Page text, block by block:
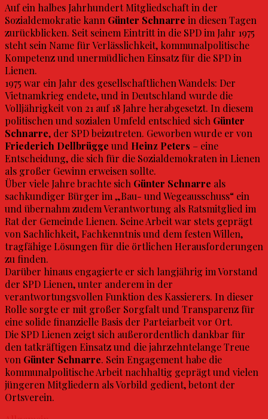
Auf ein halbes Jahrhundert Mitgliedschaft in der
Sozialdemokratie kann Günter Schnarre in diesen Tagen
zurückblicken. Seit seinem Eintritt in die SPD im Jahr 1975
steht sein Name für Verlässlichkeit, kommunalpolitische
Kompetenz und unermüdlichen Einsatz für die SPD in
Lienen.
1975 war ein Jahr des gesellschaftlichen Wandels: Der
Vietnamkrieg endete, und in Deutschland wurde die
Volljährigkeit von 21 auf 18 Jahre herabgesetzt. In diesem
politischen und sozialen Umfeld entschied sich Günter
Schnarre, der SPD beizutreten. Geworben wurde er von
Friederich Dellbrügge und Heinz Peters – eine
Entscheidung, die sich für die Sozialdemokraten in Lienen
als großer Gewinn erweisen sollte.
Über viele Jahre brachte sich Günter Schnarre als
sachkundiger Bürger im „Bau- und Wegeausschuss“ ein
und übernahm zudem Verantwortung als Ratsmitglied im
Rat der Gemeinde Lienen. Seine Arbeit war stets geprägt
von Sachlichkeit, Fachkenntnis und dem festen Willen,
tragfähige Lösungen für die örtlichen Herausforderungen
zu finden.
Darüber hinaus engagierte er sich langjährig im Vorstand
der SPD Lienen, unter anderem in der
verantwortungsvollen Funktion des Kassierers. In dieser
Rolle sorgte er mit großer Sorgfalt und Transparenz für
eine solide finanzielle Basis der Parteiarbeit vor Ort.
Die SPD Lienen zeigt sich außerordentlich dankbar für
den tatkräftigen Einsatz und die jahrzehntelange Treue
von Günter Schnarre. Sein Engagement habe die
kommunalpolitische Arbeit nachhaltig geprägt und vielen
jüngeren Mitgliedern als Vorbild gedient, betont der
Ortsverein.